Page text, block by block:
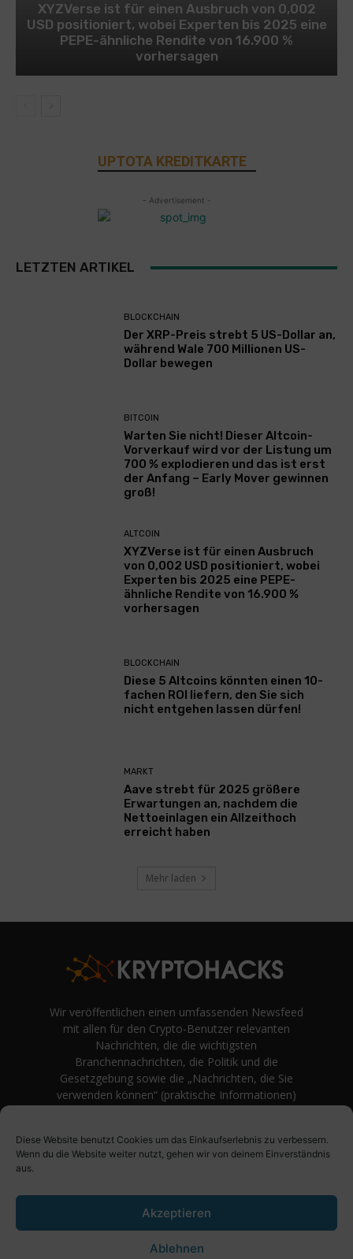
Diese Website benutzt Cookies um das Einkaufserlebnis zu verbessern.
Wenn du die Website weiter nutzt, gehen wir von deinem Einverständnis
aus.
Akzeptieren
Ablehnen
XYZVerse ist für einen Ausbruch von 0,002
USD positioniert, wobei Experten bis 2025 eine
PEPE-ähnliche Rendite von 16.900 %
vorhersagen
UPTOTA KREDITKARTE
- Advertisement -
LETZTEN ARTIKEL
BLOCKCHAIN
Der XRP-Preis strebt 5 US-Dollar an,
während Wale 700 Millionen US-
Dollar bewegen
BITCOIN
Warten Sie nicht! Dieser Altcoin-
Vorverkauf wird vor der Listung um
700 % explodieren und das ist erst
der Anfang – Early Mover gewinnen
groß!
ALTCOIN
XYZVerse ist für einen Ausbruch
von 0,002 USD positioniert, wobei
Experten bis 2025 eine PEPE-
ähnliche Rendite von 16.900 %
vorhersagen
BLOCKCHAIN
Diese 5 Altcoins könnten einen 10-
fachen ROI liefern, den Sie sich
nicht entgehen lassen dürfen!
MARKT
Aave strebt für 2025 größere
Erwartungen an, nachdem die
Nettoeinlagen ein Allzeithoch
erreicht haben
Mehr laden
Wir veröffentlichen einen umfassenden Newsfeed
mit allen für den Crypto-Benutzer relevanten
Nachrichten, die die wichtigsten
Branchennachrichten, die Politik und die
Gesetzgebung sowie die „Nachrichten, die Sie
verwenden können“ (praktische Informationen)
Meinungen rund um Kryptowährung. Einfache
Logik und Beispiele aus der Praxis werden vor
bevorzugt.